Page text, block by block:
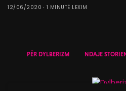
12/06/2020 1 MINUTË LEXIM
PËR DYLBERIZM NDAJE